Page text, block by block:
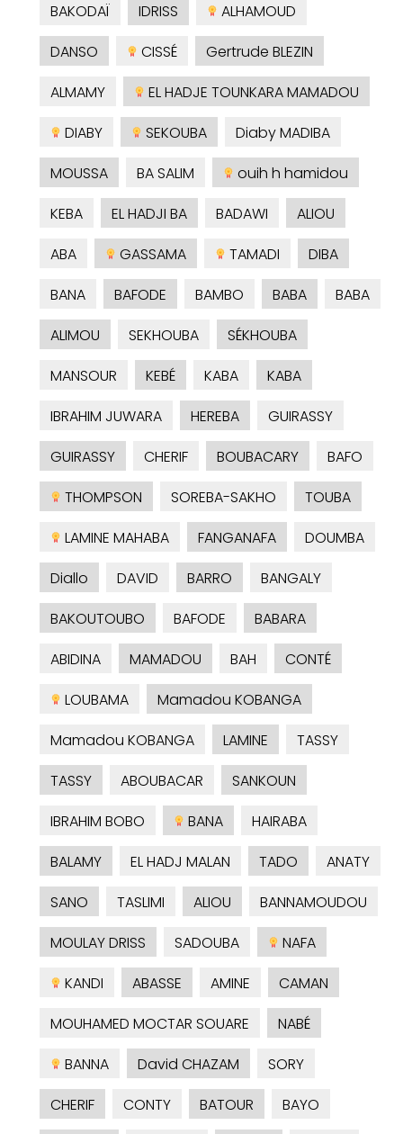
BAKODAÏ
IDRISS
ALHAMOUD
DANSO
CISSÉ
Gertrude BLEZIN
ALMAMY
EL HADJE TOUNKARA MAMADOU
DIABY
SEKOUBA
Diaby MADIBA
MOUSSA
BA SALIM
ouih h hamidou
KEBA
EL HADJI BA BADAWI
ALIOU
ABA
GASSAMA TAMADI
DIBA
BANA
BAFODE BAMBO BABA
BABA
ALIMOU
SEKHOUBA
SÉKHOUBA
MANSOUR
KEBÉ KABA
KABA
IBRAHIM JUWARA
HEREBA
GUIRASSY
GUIRASSY
CHERIF BOUBACARY
BAFO
THOMPSON
SOREBA-SAKHO
TOUBA
LAMINE MAHABA
FANGANAFA
DOUMBA
Diallo
DAVID BARRO
BANGALY
BAKOUTOUBO
BAFODE
BABARA
ABIDINA
MAMADOU BAH
CONTÉ
LOUBAMA
Mamadou KOBANGA
Mamadou KOBANGA
LAMINE
TASSY
TASSY
ABOUBACAR
SANKOUN
IBRAHIM BOBO
BANA
HAIRABA
BALAMY
EL HADJ MALAN TADO
ANATY
SANO
TASLIMI ALIOU
BANNAMOUDOU
MOULAY DRISS
SADOUBA
NAFA
KANDI
ABASSE AMINE
CAMAN
MOUHAMED MOCTAR SOUARE
NABÉ
BANNA
David CHAZAM
SORY
CHERIF
CONTY BATOUR
BAYO